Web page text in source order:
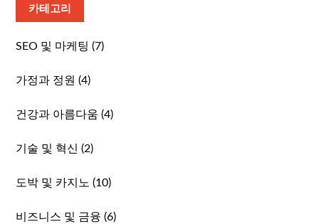
카테고리
SEO 및 마케팅 (7)
가정과 정원 (4)
건강과 아름다움 (4)
기술 및 혁신 (2)
도박 및 카지노 (10)
비즈니스 및 금융 (6)